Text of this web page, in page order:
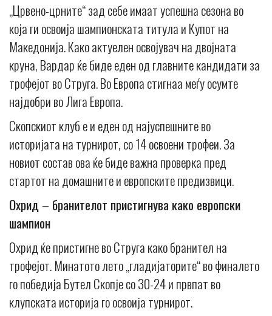
„Црвено-црните“ зад себе имаат успешна сезона во
која ги освоија шампионската титула и Купот на
Македонија. Како актуелен освојувач на двојната
круна, Вардар ќе биде еден од главните кандидати за
трофејот во Струга. Во Европа стигнаа меѓу осумте
најдобри во Лига Европа.
Скопскиот клуб е и еден од најуспешните во
историјата на турнирот, со 14 освоени трофеи. За
новиот состав ова ќе биде важна проверка пред
стартот на домашните и европските предизвици.
Охрид – бранителот пристигнува како европски
шампион
Oхрид ќе пристигне во Струга како бранител на
трофејот. Минатото лето „гладијаторите“ во финалето
го победија Бутел Скопје со 30-24 и првпат во
клупската историја го освоија турнирот.